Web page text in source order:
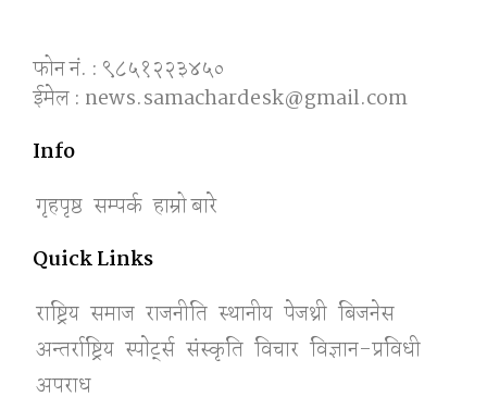
फोन नं. : ९८५१२२३४५०
ईमेल : news.samachardesk@gmail.com
Info
गृहपृष्ठ सम्पर्क हाम्रो बारे
Quick Links
राष्ट्रिय समाज राजनीति स्थानीय पेजथ्री बिजनेस
अन्तर्राष्ट्रिय स्पाेर्ट्स संस्कृति विचार विज्ञान-प्रविधी
अपराध